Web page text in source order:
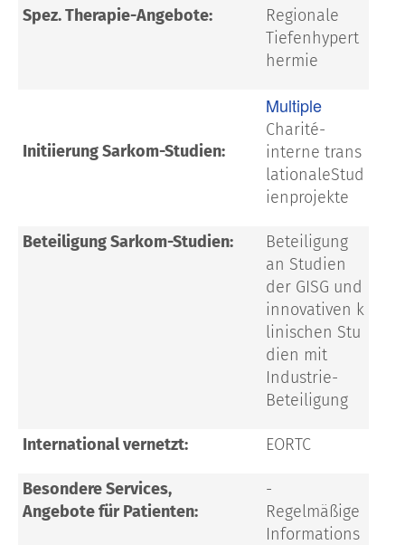
Spez. Therapie-Angebote:
Regionale
Tiefenhypert
hermie
Initiierung Sarkom-Studien:
Multiple
Charité-
interne trans
lationaleStud
ienprojekte
Beteiligung Sarkom-Studien:
Beteiligung
an Studien
der GISG und
innovativen k
linischen Stu
dien mit
Industrie-
Beteiligung
International vernetzt: EORTC
Besondere Services,
Angebote für Patienten:
-
Regelmäßige
Informations